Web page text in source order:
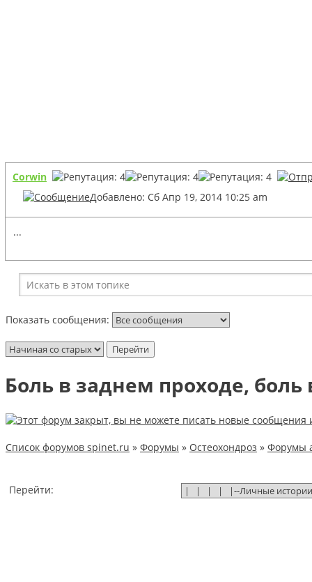
Corwin
Добавлено: Сб Апр 19, 2014 10:25 am
...
Показать сообщения:
Боль в заднем проходе, боль
Список форумов spinet.ru » Форумы » Остеохондроз » Форумы
Перейти: